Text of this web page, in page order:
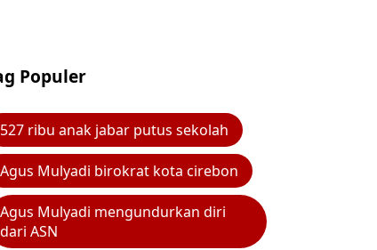
Populer
527 ribu anak jabar putus sekolah
Agus Mulyadi birokrat kota cirebon
Agus Mulyadi mengundurkan diri
dari ASN